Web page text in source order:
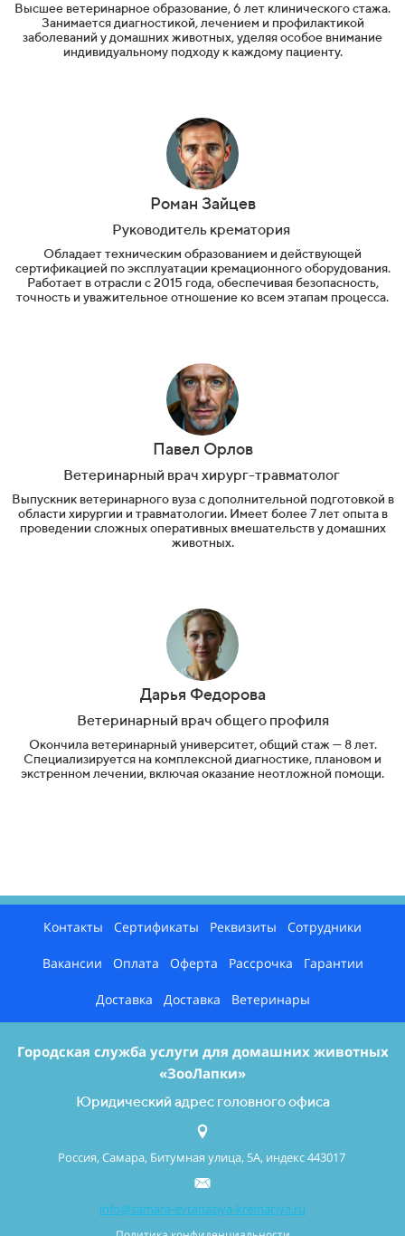
Высшее ветеринарное образование, 6 лет клинического стажа.
Занимается диагностикой, лечением и профилактикой
заболеваний у домашних животных, уделяя особое внимание
индивидуальному подходу к каждому пациенту.
Роман Зайцев
Руководитель крематория
Обладает техническим образованием и действующей
сертификацией по эксплуатации кремационного оборудования.
Работает в отрасли с 2015 года, обеспечивая безопасность,
точность и уважительное отношение ко всем этапам процесса.
Павел Орлов
Ветеринарный врач хирург-травматолог
Выпускник ветеринарного вуза с дополнительной подготовкой в
области хирургии и травматологии. Имеет более 7 лет опыта в
проведении сложных оперативных вмешательств у домашних
животных.
Дарья Федорова
Ветеринарный врач общего профиля
Окончила ветеринарный университет, общий стаж — 8 лет.
Специализируется на комплексной диагностике, плановом и
экстренном лечении, включая оказание неотложной помощи.
Контакты Сертификаты Реквизиты Сотрудники
Вакансии Оплата Оферта Рассрочка Гарантии
Доставка Доставка Ветеринары
Городская служба услуги для домашних животных
«ЗооЛапки»
Юридический адрес головного офиса
Россия, Самара, Битумная улица, 5А, индекс 443017
info@samara-evtanaziya-kremaciya.ru